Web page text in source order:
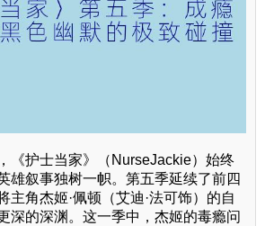
《护士当家》（NurseJackie）始终
雄叙事独树一帜。第五季延续了前四
主角杰姬·佩顿（艾迪·法可饰）的自
深的深渊。这一季中，杰姬的毒瘾问